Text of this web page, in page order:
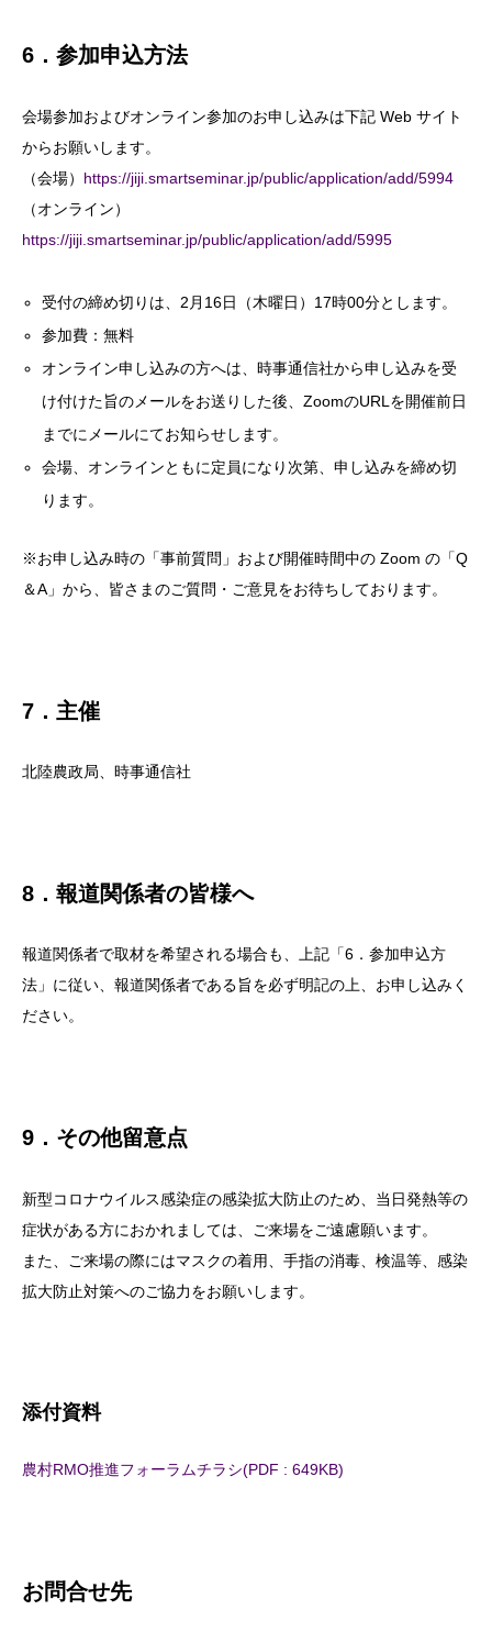
6．参加申込方法
会場参加およびオンライン参加のお申し込みは下記 Web サイト
からお願いします。
（会場） https://jiji.smartseminar.jp/public/application/add/5994
（オンライン）
https://jiji.smartseminar.jp/public/application/add/5995
受付の締め切りは、2月16日（木曜日）17時00分とします。
参加費：無料
オンライン申し込みの方へは、時事通信社から申し込みを受
け付けた旨のメールをお送りした後、ZoomのURLを開催前日
までにメールにてお知らせします。
会場、オンラインともに定員になり次第、申し込みを締め切
ります。
※お申し込み時の「事前質問」および開催時間中の Zoom の「Q
＆A」から、皆さまのご質問・ご意見をお待ちしております。
7．主催
北陸農政局、時事通信社
8．報道関係者の皆様へ
報道関係者で取材を希望される場合も、上記「6．参加申込方
法」に従い、報道関係者である旨を必ず明記の上、お申し込みく
ださい。
9．その他留意点
新型コロナウイルス感染症の感染拡大防止のため、当日発熱等の
症状がある方におかれましては、ご来場をご遠慮願います。
また、ご来場の際にはマスクの着用、手指の消毒、検温等、感染
拡大防止対策へのご協力をお願いします。
添付資料
農村RMO推進フォーラムチラシ(PDF : 649KB)
お問合せ先